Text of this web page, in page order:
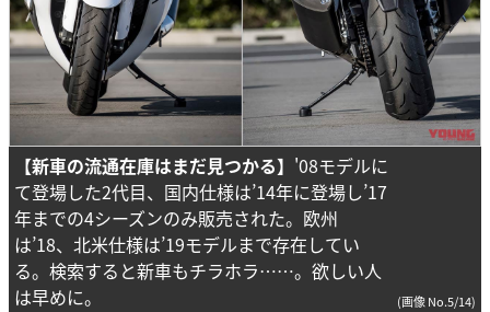
【新車の流通在庫はまだ見つかる】 '08モデルに
て登場した2代目、国内仕様は’14年に登場し’17
年までの4シーズンのみ販売された。欧州
は’18、北米仕様は’19モデルまで存在してい
る。検索すると新車もチラホラ……。欲しい人
は早めに。
(画像 No.5/14)